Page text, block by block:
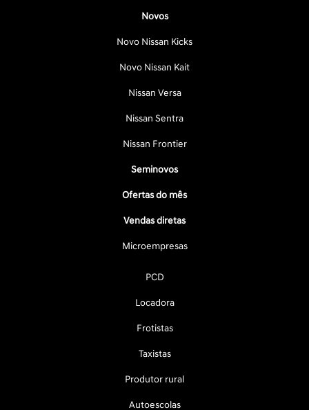
Novos
Novo Nissan Kicks
Novo Nissan Kait
Nissan Versa
Nissan Sentra
Nissan Frontier
Seminovos
Ofertas do mês
Vendas diretas
Microempresas
PCD
Locadora
Frotistas
Taxistas
Produtor rural
Autoescolas